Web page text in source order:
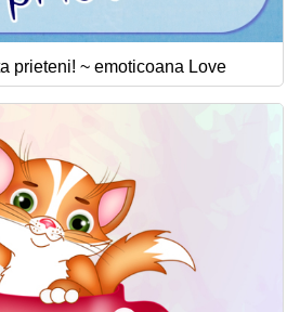
prieteni! ~ emoticoana Love